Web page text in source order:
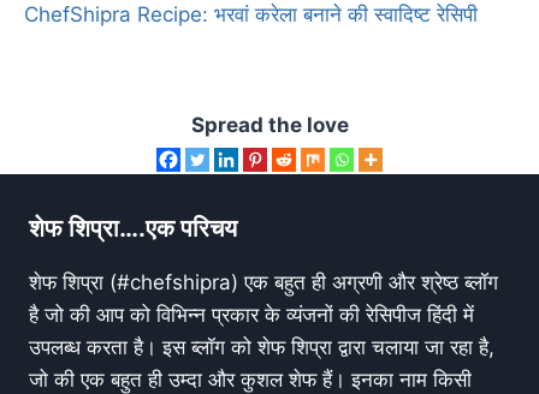
ChefShipra Recipe: भरवां करेला बनाने की स्वादिष्ट रेसिपी
Spread the love
शेफ शिप्रा….एक परिचय
शेफ शिप्रा (#chefshipra) एक बहुत ही अग्रणी और श्रेष्ठ ब्लॉग
है जो की आप को विभिन्न प्रकार के व्यंजनों की रेसिपीज हिंदी में
उपलब्ध करता है। इस ब्लॉग को शेफ शिप्रा द्वारा चलाया जा रहा है,
जो की एक बहुत ही उम्दा और कुशल शेफ हैं। इनका नाम किसी